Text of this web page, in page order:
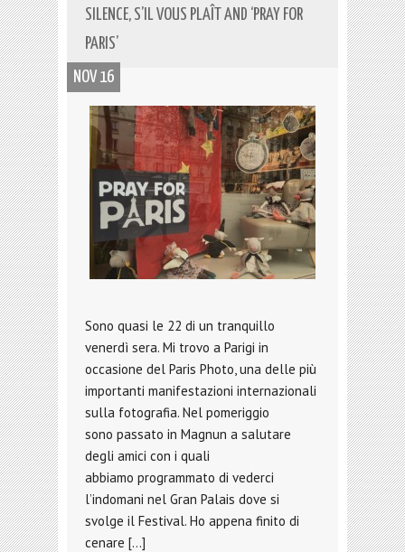
SILENCE, S’IL VOUS PLAÎT AND ‘PRAY FOR
PARIS’
NOV 16
Sono quasi le 22 di un tranquillo
venerdì sera. Mi trovo a Parigi in
occasione del Paris Photo, una delle più
importanti manifestazioni internazionali
sulla fotografia. Nel pomeriggio
sono passato in Magnun a salutare
degli amici con i quali
abbiamo programmato di vederci
l’indomani nel Gran Palais dove si
svolge il Festival. Ho appena finito di
cenare […]